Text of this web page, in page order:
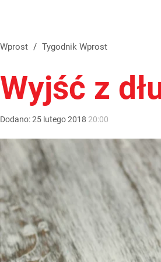
Wprost / Tygodnik Wprost
Wyjść z
Dodano:25 lutego2018 20:00